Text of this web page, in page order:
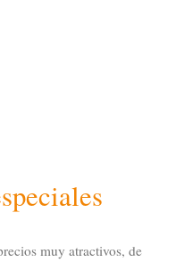
muy atractivos, de